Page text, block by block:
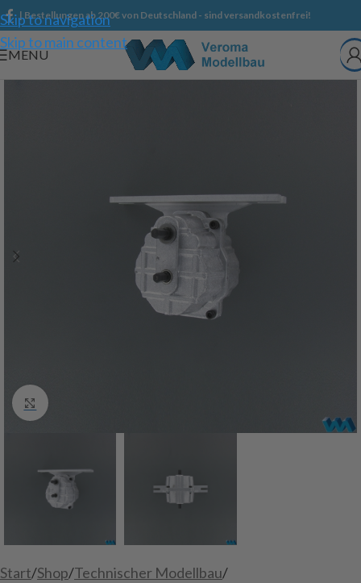
Skip to navigation
Skip to main content
| Bestellungen ab 200€ von Deutschland - sind versandkostenfrei!
MENU
Click to enlarge
Start/Shop/Technischer Modellbau/